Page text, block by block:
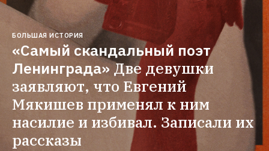
БОЛЬШАЯ ИСТОРИЯ
«Самый скандальный поэт
Ленинграда»Две девушки
заявляют, что Евгений
Мякишев применял к ним
насилие и избивал. Записали их
рассказы